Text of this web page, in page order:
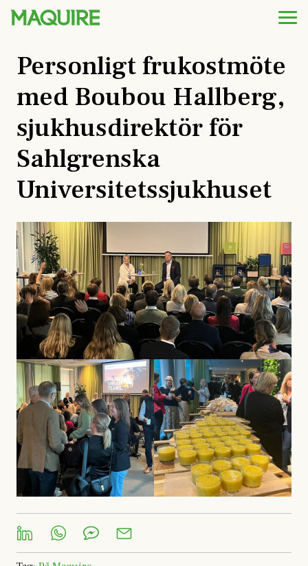
Personligt frukostmöte
med Boubou Hallberg,
sjukhusdirektör för
Sahlgrenska
Universitetssjukhuset